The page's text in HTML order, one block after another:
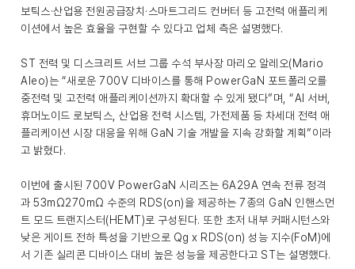
보틱스·산업용 전원공급장치·스마트그리드 컨버터 등 고전력 애플리케
이션에서 높은 효율을 구현할 수 있다고 업체 측은 설명했다.
ST 전력 및 디스크리트 서브 그룹 수석 부사장 마리오 알레오(Mario
Aleo)는 “새로운 700V 디바이스를 통해 PowerGaN 포트폴리오를
중전력 및 고전력 애플리케이션까지 확대할 수 있게 됐다”며, “AI 서버,
휴머노이드 로보틱스, 산업용 전력 시스템, 가전제품 등 차세대 전력 애
플리케이션 시장 대응을 위해 GaN 기술 개발을 지속 강화할 계획”이라
고 밝혔다.
이번에 출시된 700V PowerGaN 시리즈는 6A29A 연속 전류 정격
과 53mΩ270mΩ 수준의 RDS(on)을 제공하는 7종의 GaN 인핸스먼
트 모드 트랜지스터(HEMT)로 구성된다. 또한 초저 내부 커패시턴스와
낮은 게이트 전하 특성을 기반으로 Qg x RDS(on) 성능 지수(FoM)에
서 기존 실리콘 디바이스 대비 높은 성능을 제공한다고 ST는 설명했다.